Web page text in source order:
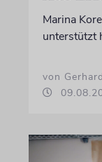
Marina
unterstützt
von